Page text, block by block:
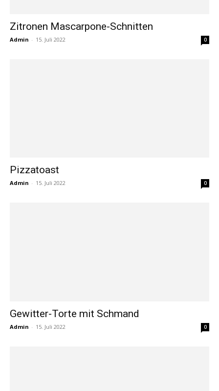
Zitronen Mascarpone-Schnitten
Admin - 15. Juli 2022 0
Pizzatoast
Admin - 15. Juli 2022 0
Gewitter-Torte mit Schmand
Admin - 15. Juli 2022 0